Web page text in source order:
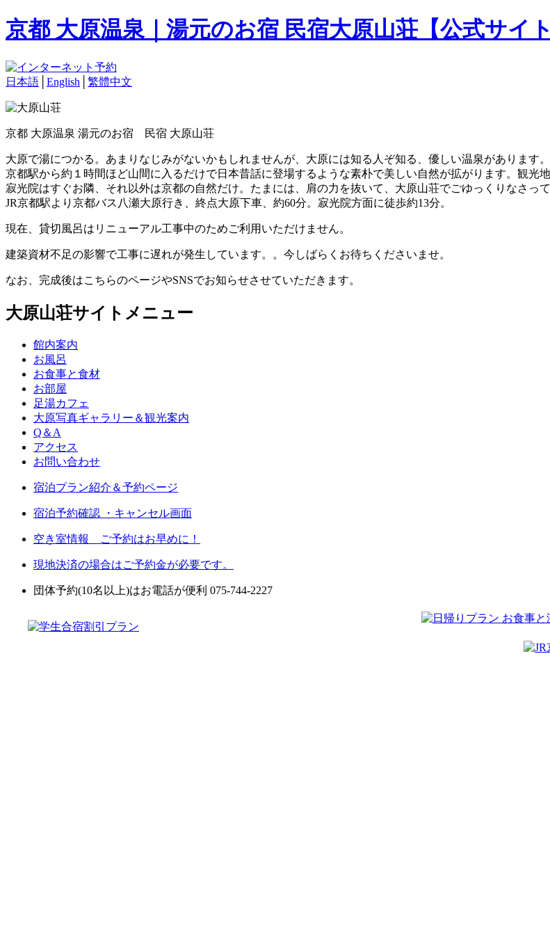
京都 大原温泉｜湯元のお宿 民宿大原山荘【公式サイト
日本語 English 繁體中文
京都 大原温泉 湯元のお宿 民宿 大原山荘
大原で湯につかる。あまりなじみがないかもしれませんが、大原には知る人ぞ知る、優しい温泉があります。
京都駅から約１時間ほど山間に入るだけで日本昔話に登場するような素朴で美しい自然が拡がります。観光
寂光院はすぐお隣、それ以外は京都の自然だけ。たまには、肩の力を抜いて、大原山荘でごゆっくりなさっ
JR京都駅より京都バス八瀬大原行き、終点大原下車、約60分。寂光院方面に徒歩約13分。
現在、貸切風呂はリニューアル工事中のためご利用いただけません。
建築資材不足の影響で工事に遅れが発生しています。。今しばらくお待ちくださいませ。
なお、完成後はこちらのページやSNSでお知らせさせていただきます。
大原山荘サイトメニュー
館内案内
お風呂
お食事と食材
お部屋
足湯カフェ
大原写真ギャラリー＆観光案内
Q＆A
アクセス
お問い合わせ
宿泊プラン紹介＆予約ページ
宿泊予約確認 ・キャンセル画面
空き室情報 ご予約はお早めに！
現地決済の場合はご予約金が必要です。
団体予約(10名以上)はお電話が便利 075-744-2227